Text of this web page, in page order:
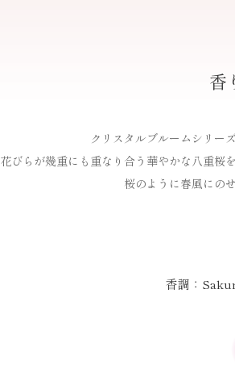
香
クリスタルブルームシリー
花びらが幾重にも重なり合う 華やかな八重桜
桜のように春風にのせ
香調 ：